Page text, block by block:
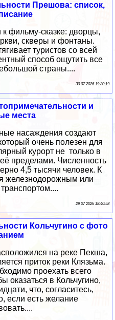
Прешова: список,
фильму-сказке: дворцы,
скверы и фонтаны.
туристов со всей
способ ощутить все
страны....
30 07 2026 19:30:19
и
места
насаждения создают
очень полезен для
курорт не только в
пределами. Численность
4,5 тысячи человек. К
железнодорожным или
29 07 2026 18:40:58
Кольчугино с фото
на реке Пекша,
приток реки Клязьма.
проехать всего
оказаться в Кольчугино,
что, согласитесь,
если есть желание